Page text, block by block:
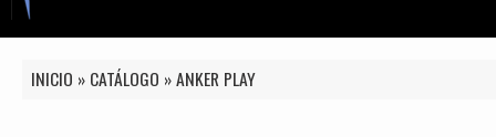
INICIO » CATÁLOGO »ANKER PLAY